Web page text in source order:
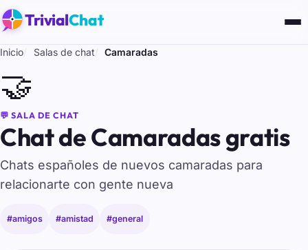
TrivialChat
Inicio Salas de chat Camaradas
🤝
💬 SALA DE CHAT
Chat de Camaradas gratis
Chats españoles de nuevos camaradas para
relacionarte con gente nueva
#amigos #amistad #general